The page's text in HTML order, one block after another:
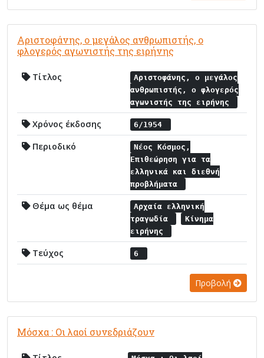
Αριστοφάνης, ο μεγάλος ανθρωπιστής, ο
φλογερός αγωνιστής της ειρήνης
Τίτλος
Αριστοφάνης, ο μεγάλος
ανθρωπιστής, ο φλογερός
αγωνιστής της ειρήνης
Χρόνος έκδοσης 6/1954
Περιοδικό
Νέος Κόσμος,
Επιθεώρηση για τα
ελληνικά και διεθνή
προβλήματα
Θέμα ως θέμα
Αρχαία ελληνική
τραγωδία
Κίνημα
ειρήνης
Τεύχος 6
Προβολή
Μόσχα : Οι λαοί συνεδριάζουν